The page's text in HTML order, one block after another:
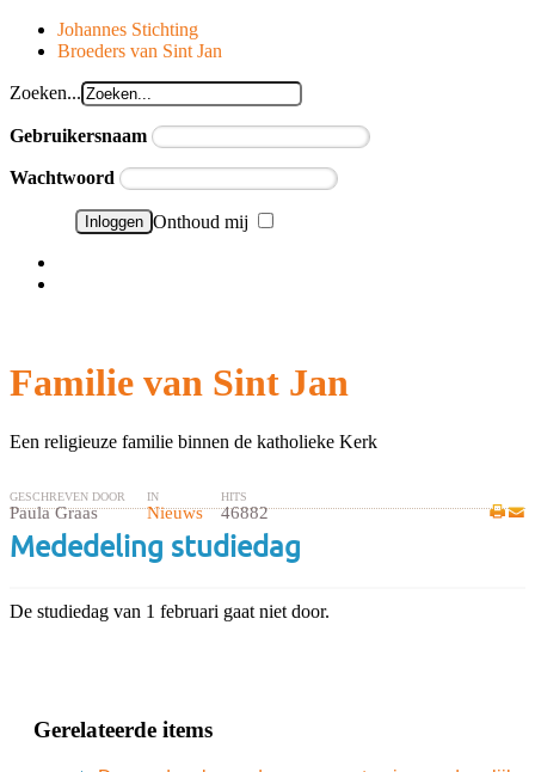
Johannes Stichting
Broeders van Sint Jan
Zoeken...
Gebruikersnaam
Wachtwoord
Onthoud mij
Familie van Sint Jan
Een religieuze familie binnen de katholieke Kerk
GESCHREVEN DOOR
Paula Graas
IN
Nieuws
HITS
46882
Mededeling studiedag
De studiedag van 1 februari gaat niet door.
Gerelateerde items